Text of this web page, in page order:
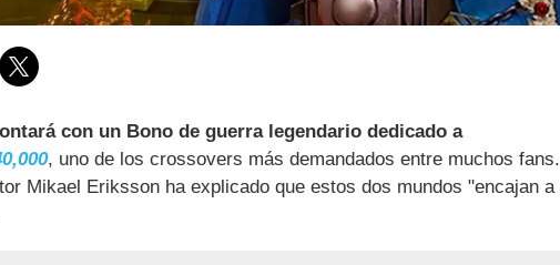
con un Bono de guerra legendario dedicado a
, uno de los crossovers más demandados entre muchos fans.
Mikael Eriksson ha explicado que estos dos mundos "encajan a